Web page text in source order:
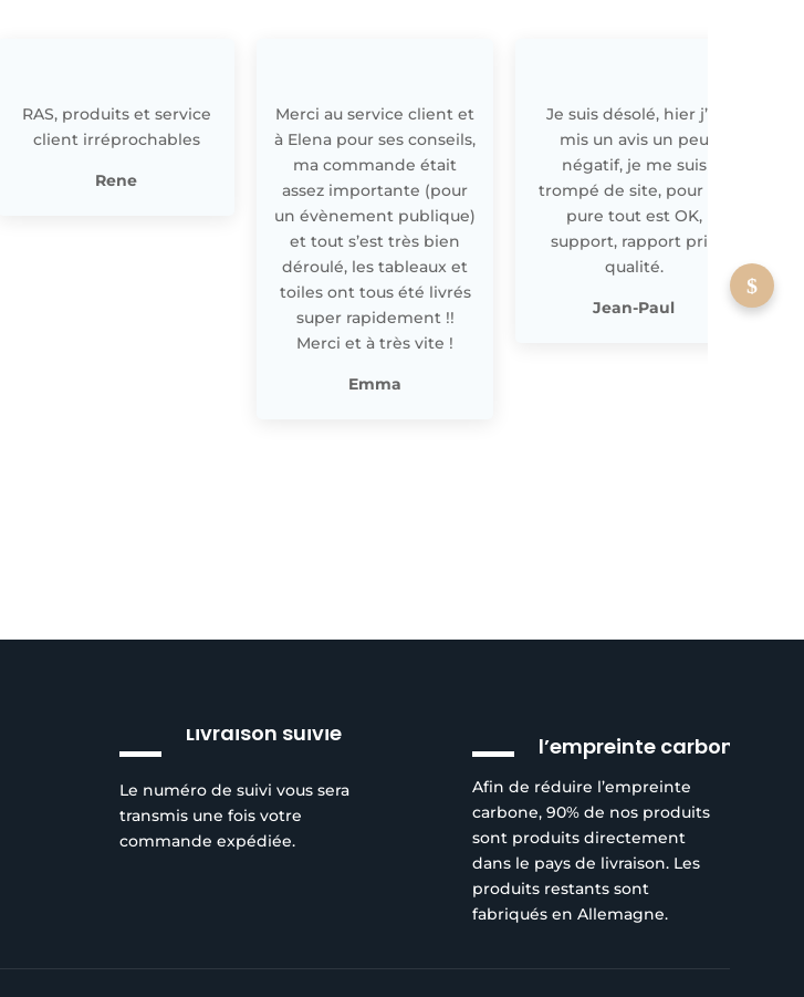
RAS, produits et service
client irréprochables
Rene
Merci au service client et
à Elena pour ses conseils,
ma commande était
assez importante (pour
un évènement publique)
et tout s’est très bien
déroulé, les tableaux et
toiles ont tous été livrés
super rapidement !!
Merci et à très vite !
Emma
Je suis désolé, hier j’ai
mis un avis un peu
négatif, je me suis
trompé de site, pour off
pure tout est OK,
support, rapport prix
qualité.
Jean-Paul
Livraison suivie
Le numéro de suivi vous sera
transmis une fois votre
commande expédiée.
l’empreinte carbone
Afin de réduire l’empreinte
carbone, 90% de nos produits
sont produits directement
dans le pays de livraison. Les
produits restants sont
fabriqués en Allemagne.